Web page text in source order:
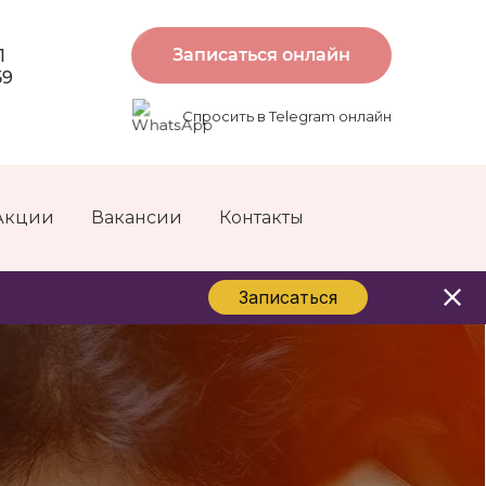
Записаться онлайн
Спросить в Telegram онлайн
Вакансии Контакты
Записаться